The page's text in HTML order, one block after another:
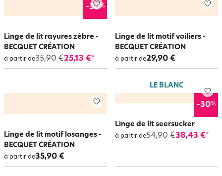
-30%
Linge de lit rayures zèbre -
BECQUET CRÉATION
à partir de35,90 €25,13 €*
Linge de lit motif voiliers -
BECQUET CRÉATION
à partir de29,90 €
Linge de lit motif losanges -
BECQUET CRÉATION
à partir de35,90 €
LE BLANC
-30%
Linge de lit seersucker
à partir de54,90 €38,43 €*